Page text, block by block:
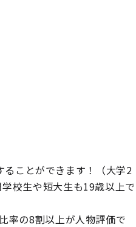
ことができます！（大学2
校生や短大生も19歳以上で
率の8割以上が人物評価で